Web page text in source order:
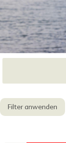
Filter anwenden